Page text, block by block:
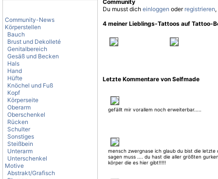
Community-News
Körperstellen
Bauch
Brust und Dekolleté
Genitalbereich
Gesäß und Becken
Hals
Hand
Hüfte
Knöchel und Fuß
Kopf
Körperseite
Oberarm
Oberschenkel
Rücken
Schulter
Sonstiges
Steißbein
Unterarm
Unterschenkel
Motive
Abstrakt/Grafisch
Community
Du musst dich einloggen oder registrieren
4 meiner Lieblings-Tattoos auf Tattoo-
Letzte Kommentare von Selfmade
gefällt mir vorallem noch erweiterbar.....
mensch zwergnase ich glaub du bist die letzte
sagen muss .... du hast die aller größten
körper die es hier gibt!!!!!